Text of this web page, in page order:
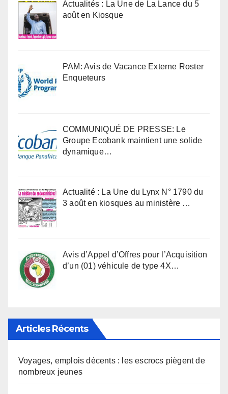
Actualités : La Une de La Lance du 5
août en Kiosque
PAM: Avis de Vacance Externe Roster
Enqueteurs
COMMUNIQUÉ DE PRESSE: Le
Groupe Ecobank maintient une solide
dynamique…
Actualité : La Une du Lynx N° 1790 du
3 août en kiosques au ministère …
Avis d’Appel d’Offres pour l’Acquisition
d’un (01) véhicule de type 4X…
Articles Récents
Voyages, emplois décents : les escrocs piègent de
nombreux jeunes